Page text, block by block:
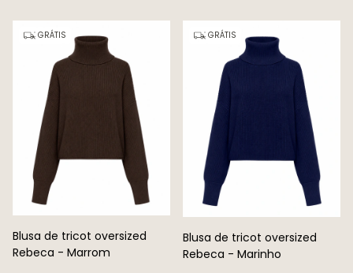
GRÁTIS
Blusa de tricot oversized
Rebeca - Marrom
GRÁTIS
Blusa de tricot oversized
Rebeca - Marinho